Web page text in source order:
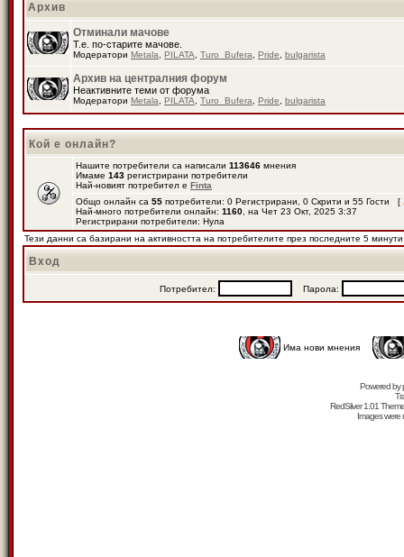
Архив
Отминали мачове
Т.е. по-старите мачове.
Модератори Metala PILATA Turo_Bufera Pride bulgarista
Архив на централния форум
Неактивните теми от форума
Модератори Metala PILATA Turo_Bufera Pride bulgarista
Кой е онлайн?
Нашите потребители са написали 113646 мнения
Имаме 143 регистрирани потребители
Най-новият потребител е Finta
Общо онлайн са 55 потребители: 0 Регистрирани, 0 Скрити и 55 Гости [
Най-много потребители онлайн: 1160 , на Чет 23 Окт, 2025 3:37
Регистрирани потребители: Нула
Тези данни са базирани на активността на потребителите през последните 5 минути
Вход
Потребител: Парола:
Има нови мнения
Powered by
RedSilver 1.01
Images were